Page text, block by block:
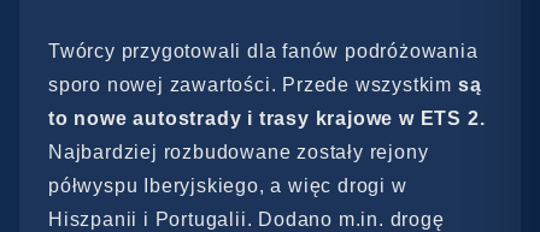
Twórcy przygotowali dla fanów podróżowania
sporo nowej zawartości. Przede wszystkim są
to nowe autostrady i trasy krajowe w ETS 2.
Najbardziej rozbudowane zostały rejony
półwyspu Iberyjskiego, a więc drogi w
Hiszpanii i Portugalii. Dodano m.in. drogę